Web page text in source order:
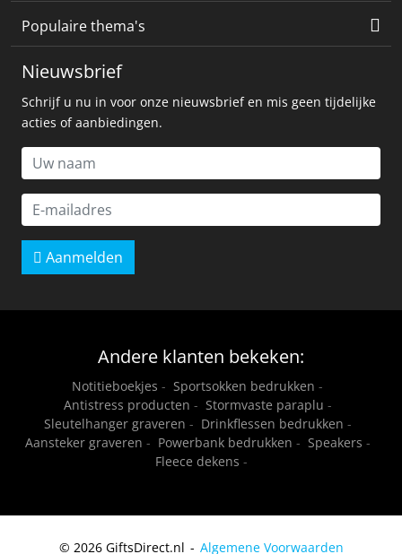
Populaire thema's
Nieuwsbrief
Schrijf u nu in voor onze nieuwsbrief en mis geen tijdelijke
acties of aanbiedingen.
Aanmelden
Andere klanten bekeken:
Notitieboekjes - Sportsokken bedrukken -
Antistress producten - Stormvaste paraplu -
Sleutelhanger graveren - Drinkflessen bedrukken -
Aansteker graveren - Powerbank bedrukken - Speakers -
Fleece dekens -
© 2026 GiftsDirect.nl Algemene Voorwaarden